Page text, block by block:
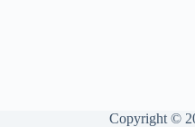
Copyright ©